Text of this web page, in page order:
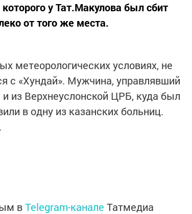
у Тат.Макулова был сбит
от того же места.
метеорологических условиях, не
с «Хундай». Мужчина, управлявший
из Верхнеуслонской ЦРБ, куда был
в одну из казанских больниц.
вTelegram-канале Татмедиа